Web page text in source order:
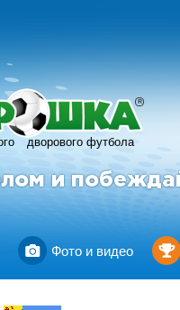
дворового футбола
R
и
Фото и видео